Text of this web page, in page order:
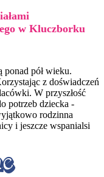
w Kluczborku
ponad pół wieku.
z doświadczeń
W przyszłość
potrzeb dziecka -
rodzinna
i jeszcze wspanialsi